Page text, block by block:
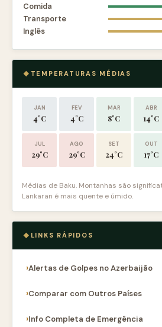
Comida
Transporte
Inglês
TEMPERATURAS MÉDIAS
JAN
4°C
FEV
4°C
MAR
8°C
ABR
14°C
JUL
29°C
AGO
29°C
SET
24°C
OUT
17°C
Médias de Baku. Montanhas são
Lankaran é mais quente e úmido.
LINKS RÁPIDOS
Alertas de Golpes no Azerbaijão
Comparar com Outros Países
Info Completa de Emergência